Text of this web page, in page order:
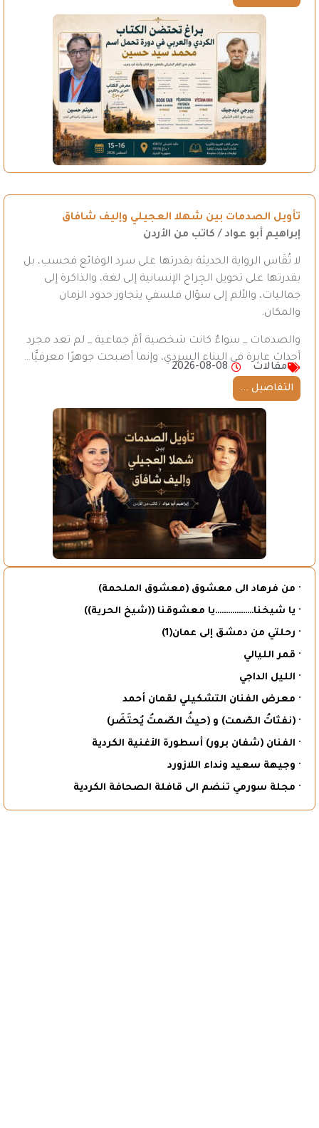
تأويل الصدمات بين شهلا العجيلي وإليف شافاق
إبراهيم أبو عواد / كاتب من الأردن
لا تُقَاس الرواية الحديثة بقدرتها على سرد الوقائع فحسب، بل
بقدرتها على تحويل الجِراح الإنسانية إلى لغة، والذاكرة إلى
جماليات، والألم إلى سؤال فلسفي يتجاوز حدود الزمان
والمكان.
والصدمات _ سواءٌ كانت شخصية أمْ جماعية _ لم تعد مجرد
أحداث عابرة في البناء السردي، وإنما أصبحت جوهرًا معرفيًّا…
مقالات
2026-08-08
التفاصيل ...
· من فرهاد الى معشوق (معشوق الملحمة)
· يا شيخنا………………يا معشوقنا ((شيخ الحرية))
· رحلتي من دمشق إلى عمان(1)
· قمر الليالي
· الليل الداجي
· معرض الفنان التشكيلي لقمان أحمد
· (نفثاتُ الصّمت) و (حيثُ الصّمتُ يُحتَضَر)
· الفنان (شفان برور) أسطورة الأغنية الكردية
· وجيهة سعيد ونداء اللازورد
· مجلة سورمي تنضم الى قافلة الصحافة الكردية